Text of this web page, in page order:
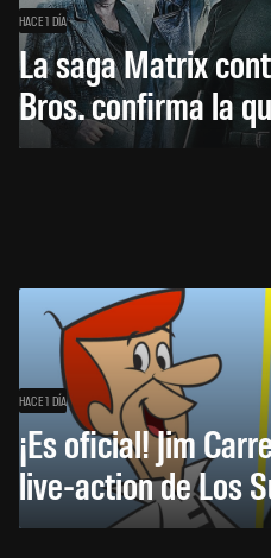
HACE 1 DÍA
La saga Matrix
Bros. confirma la
HACE 1 DÍA
¡Es oficial! Jim
live-action de Los